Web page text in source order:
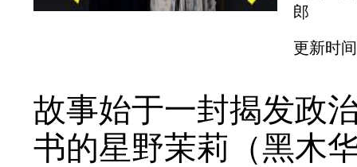
郎
更新时
故事始于一封揭发政
书的星野茉莉（黑木